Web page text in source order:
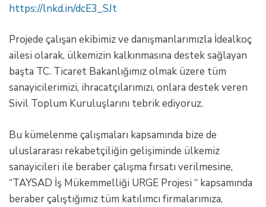
https://lnkd.in/dcE3_SJt
Projede çalışan ekibimiz ve danışmanlarımızla İdealkoç
ailesi olarak, ülkemizin kalkınmasına destek sağlayan
başta TC. Ticaret Bakanlığımız olmak üzere tüm
sanayicilerimizi, ihracatçılarımızı, onlara destek veren
Sivil Toplum Kuruluşlarını tebrik ediyoruz.
Bu kümelenme çalışmaları kapsamında bize de
uluslararası rekabetçiliğin gelişiminde ülkemiz
sanayicileri ile beraber çalışma fırsatı verilmesine,
“TAYSAD İş Mükemmelliği URGE Projesi “ kapsamında
beraber çalıştığımız tüm katılımcı firmalarımıza,